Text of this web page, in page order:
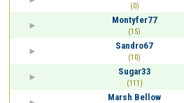
(0)
Montyfer77
(15)
Sandro67
(10)
Sugar33
(111)
Marsh Bellow